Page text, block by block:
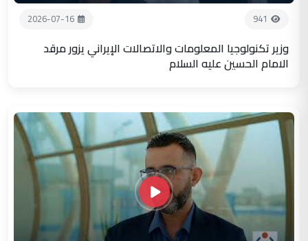
941
2026-07-16
وزير تكنولوجيا المعلومات والاتصالات الإيراني يزور مرقد
الامام الحسين عليه السلام